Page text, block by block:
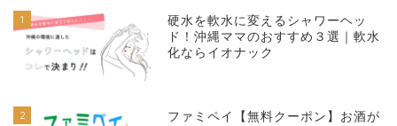
1
硬水を軟水に変えるシャワーヘッ
ド！沖縄ママのおすすめ３選｜軟水
化ならイオナック
2
ファミペイ【無料クーポン】お酒が